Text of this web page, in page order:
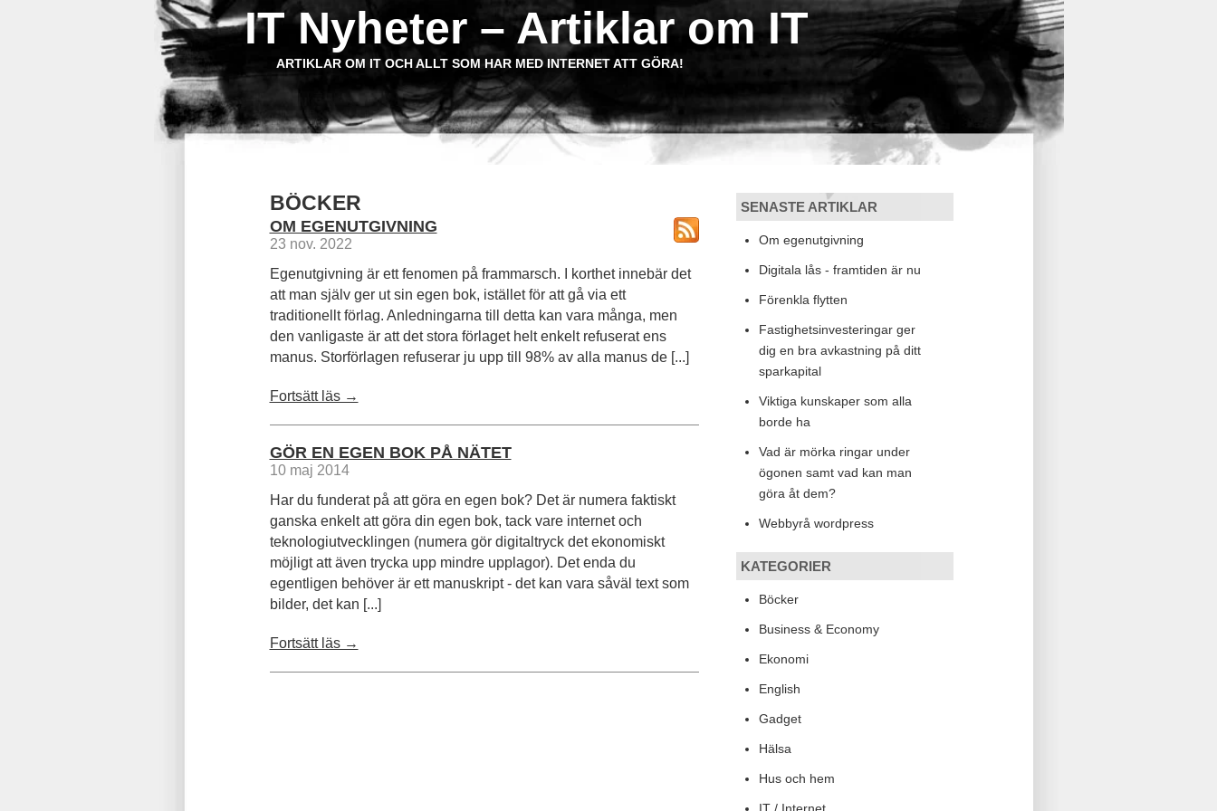
IT Nyheter – Artiklar om IT
ARTIKLAR OM IT OCH ALLT SOM HAR MED INTERNET ATT GÖRA!
BÖCKER
OM EGENUTGIVNING
23 nov. 2022
Egenutgivning är ett fenomen på frammarsch. I korthet innebär det
att man själv ger ut sin egen bok, istället för att gå via ett
traditionellt förlag. Anledningarna till detta kan vara många, men
den vanligaste är att det stora förlaget helt enkelt refuserat ens
manus. Storförlagen refuserar ju upp till 98% av alla manus de [...]
Fortsätt läs →
GÖR EN EGEN BOK PÅ NÄTET
10 maj 2014
Har du funderat på att göra en egen bok? Det är numera faktiskt
ganska enkelt att göra din egen bok, tack vare internet och
teknologiutvecklingen (numera gör digitaltryck det ekonomiskt
möjligt att även trycka upp mindre upplagor). Det enda du
egentligen behöver är ett manuskript - det kan vara såväl text som
bilder, det kan [...]
Fortsätt läs →
SENASTE ARTIKLAR
Om egenutgivning
Digitala lås - framtiden är nu
Förenkla flytten
Fastighetsinvesteringar ger
dig en bra avkastning på ditt
sparkapital
Viktiga kunskaper som alla
borde ha
Vad är mörka ringar under
ögonen samt vad kan man
göra åt dem?
Webbyrå wordpress
KATEGORIER
Böcker
Business & Economy
Ekonomi
English
Gadget
Hälsa
Hus och hem